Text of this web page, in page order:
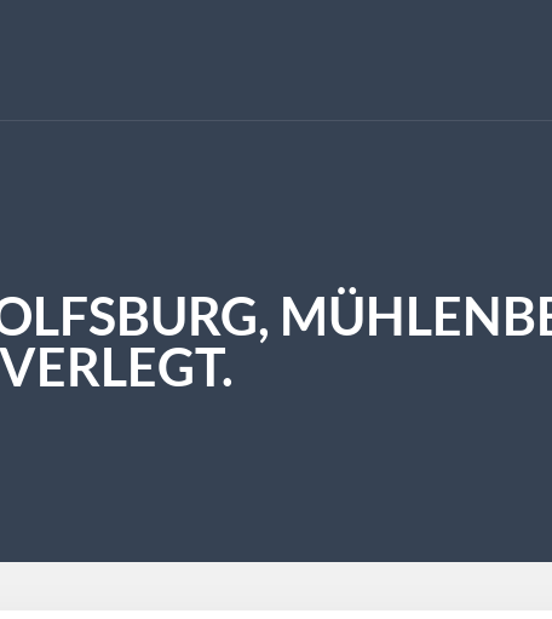
VERLEGT.